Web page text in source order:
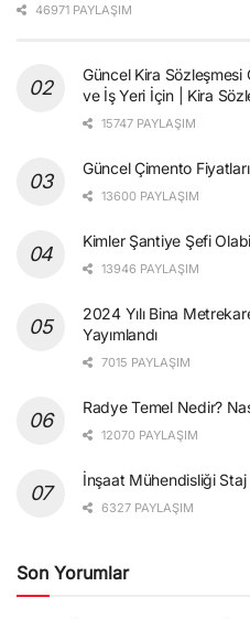
46971 PAYLAŞIM
Güncel Kira Sözleşmesi
ve İş Yeri İçin | Kira
15747 PAYLAŞIM
Güncel Çimento
13600 PAYLAŞIM
Kimler Şantiye Şefi
13946 PAYLAŞIM
2024 Yılı Bina
Yayımlandı
7015 PAYLAŞIM
Radye Temel Nedir?
12070 PAYLAŞIM
İnşaat Mühendisliği
6327 PAYLAŞIM
Son Yorumlar